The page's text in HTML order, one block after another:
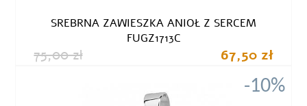
SREBRNA ZAWIESZKA ANIOŁ Z SERCEM
FUGZ1713C
75,00 zł 67,50 zł
-10%